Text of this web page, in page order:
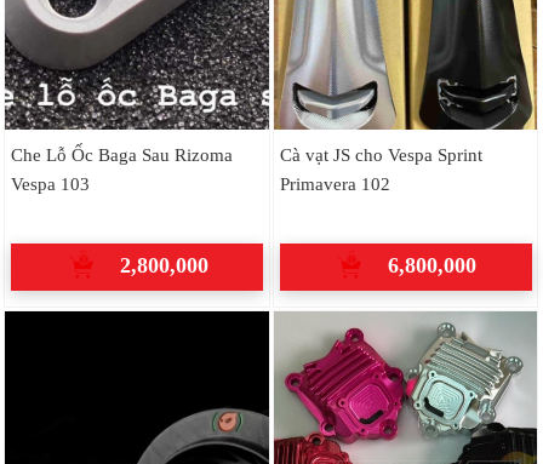
Che Lỗ Ốc Baga Sau Rizoma
Vespa 103
2,800,000
Cà vạt JS cho Vespa Sprint
Primavera 102
6,800,000